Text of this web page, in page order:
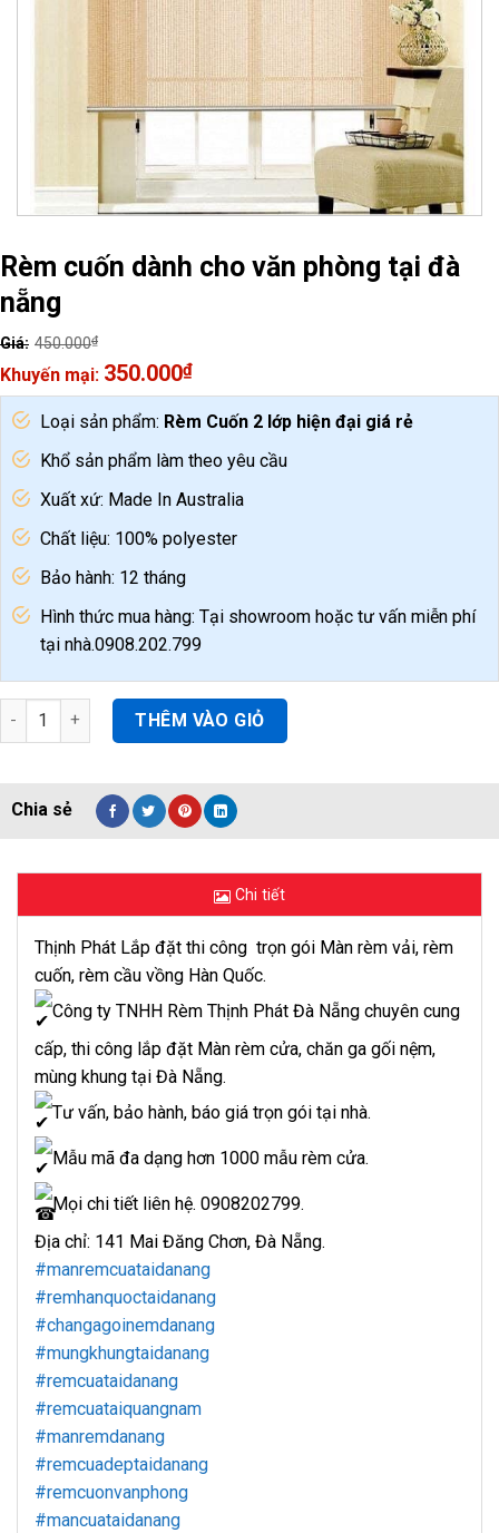
Rèm cuốn dành cho văn phòng tại đà
nẵng
450.000₫
Original
price
was:
450.000₫.
350.000₫
Current
price
350.000₫.
Loại sản phẩm: Rèm Cuốn 2 lớp hiện đại giá rẻ
Khổ sản phẩm làm theo yêu cầu
Xuất xứ: Made In Australia
Chất liệu: 100% polyester
Bảo hành: 12 tháng
Hình thức mua hàng: Tại showroom hoặc tư vấn miễn phí
tại nhà.0908.202.799
Rèm cuốn dành cho văn phòng tại đà nẵng quantity
THÊM VÀO GIỎ
Chi tiết
Thịnh Phát Lắp đặt thi công trọn gói Màn rèm vải, rèm
cuốn, rèm cầu vồng Hàn Quốc.
Công ty TNHH Rèm Thịnh Phát Đà Nẵng chuyên cung
cấp, thi công lắp đặt Màn rèm cửa, chăn ga gối nệm,
mùng khung tại Đà Nẵng.
Tư vấn, bảo hành, báo giá trọn gói tại nhà.
Mẫu mã đa dạng hơn 1000 mẫu rèm cửa.
Mọi chi tiết liên hệ. 0908202799.
Địa chỉ: 141 Mai Đăng Chơn, Đà Nẵng.
#manremcuataidanang
#remhanquoctaidanang
#changagoinemdanang
#mungkhungtaidanang
#remcuataidanang
#remcuataiquangnam
#manremdanang
#remcuadeptaidanang
#remcuonvanphong
#mancuataidanang